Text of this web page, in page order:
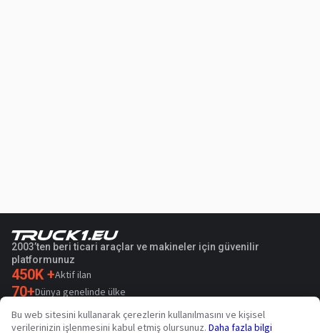
2003’ten beri ticari araçlar ve makineler için güvenilir
platformunuz
450K +Aktif ilan
70+Dünya genelinde ülke
36 Desteklenen dil
Bu web sitesini kullanarak çerezlerin kullanılmasını ve kişisel
verilerinizin işlenmesini kabul etmiş olursunuz. Daha fazla bilgi